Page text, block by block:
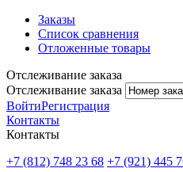
Заказы
Список сравнения
Отложенные товары
Отслеживание заказа
Отслеживание заказа
ВойтиРегистрация
Контакты
Контакты
+7 (812) 748 23 68 +7 (921) 445